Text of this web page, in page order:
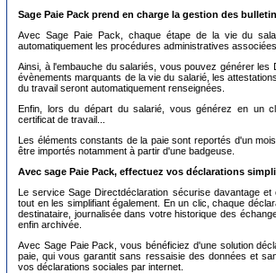
Sage Paie Pack prend en charge la gestion des
Avec Sage Paie Pack, chaque étape de la vie du
automatiquement les procédures administratives associées.
Ainsi, à l'embauche du salariés, vous pouvez générer
évènements marquants de la vie du salarié, les
du travail seront automatiquement renseignées.
Enfin, lors du départ du salarié, vous générez en un
certificat de travail...
Les éléments constants de la paie sont reportés d'un
être importés notamment à partir d'une badgeuse.
Avec sage Paie Pack, effectuez vos déclarations
Le service Sage Directdéclaration sécurise davantage
tout en les simplifiant également. En un clic, chaque
destinataire, journalisée dans votre historique des
enfin archivée.
Avec Sage Paie Pack, vous bénéficiez d'une solution
paie, qui vous garantit sans ressaisie des données et
vos déclarations sociales par internet.